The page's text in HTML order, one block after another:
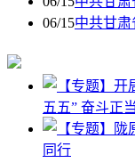
06/15中共甘
五五” 奋斗正
同行